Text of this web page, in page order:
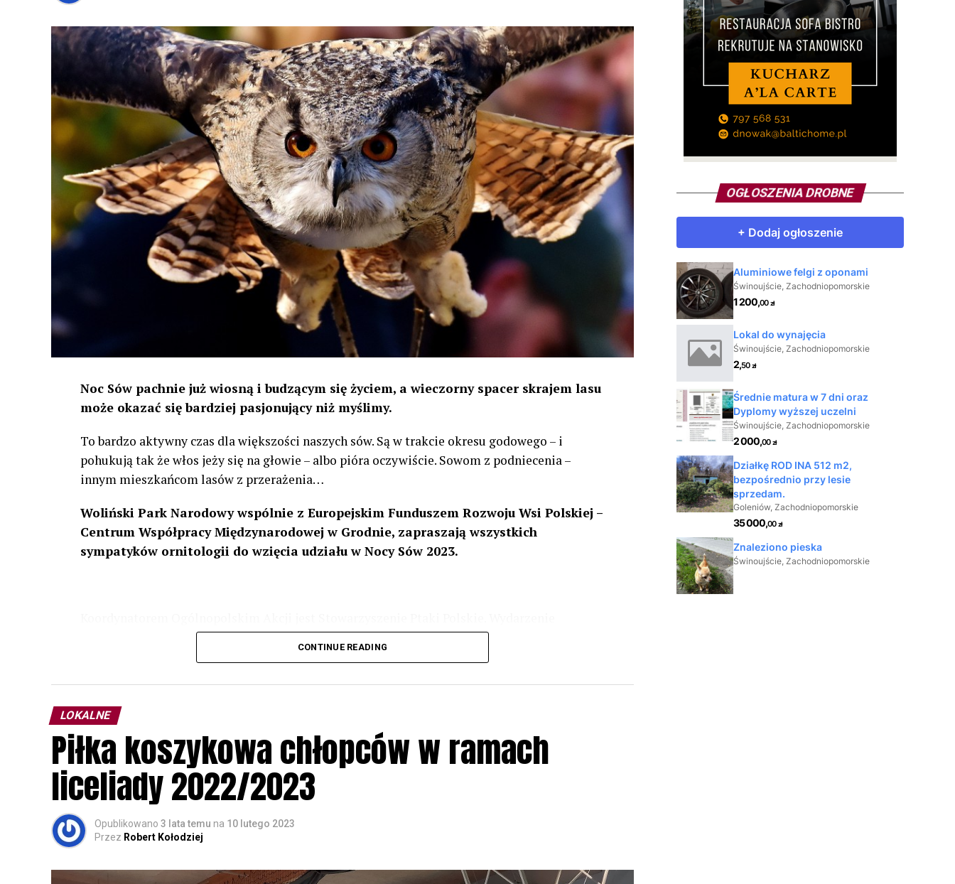
Noc Sów pachnie już wiosną i budzącym się życiem, a wieczorny spacer skrajem lasu
może okazać się bardziej pasjonujący niż myślimy.
To bardzo aktywny czas dla większości naszych sów. Są w trakcie okresu godowego – i
pohukują tak że włos jeży się na głowie – albo pióra oczywiście. Sowom z podniecenia –
innym mieszkańcom lasów z przerażenia…
Woliński Park Narodowy wspólnie z Europejskim Funduszem Rozwoju Wsi Polskiej –
Centrum Współpracy Międzynarodowej w Grodnie, zapraszają wszystkich
sympatyków ornitologii do wzięcia udziału w Nocy Sów 2023.
odbędzie się w dniach24 i 25 lutego 2023 r. wg harmonogramu przedstawionego na
Wszystkich uczestników zapraszamy do udziału w Akcji, włączenia się w aktywne
rozpoznawanie głosów sów i wymianę doświadczeń przy grillu.Na wydarzenie obowiązują
zapisy.
CONTINUE READING
LOKALNE
Piłka koszykowa chłopców w ramach
liceliady 2022/2023
Opublikowano 3 lata temu na 10 lutego 2023
Przez Robert Kołodziej
OGŁOSZENIA DROBNE